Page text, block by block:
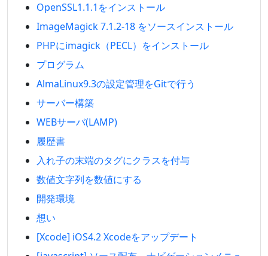
OpenSSL1.1.1をインストール
ImageMagick 7.1.2-18 をソースインストール
PHPにimagick（PECL）をインストール
プログラム
AlmaLinux9.3の設定管理をGitで行う
サーバー構築
WEBサーバ(LAMP)
履歴書
入れ子の末端のタグにクラスを付与
数値文字列を数値にする
開発環境
想い
[Xcode] iOS4.2 Xcodeをアップデート